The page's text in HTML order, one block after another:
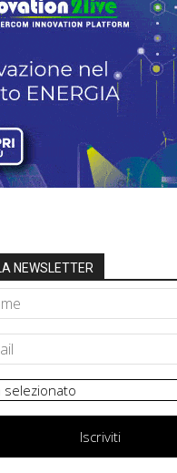
NEWSLETTER
Iscriviti